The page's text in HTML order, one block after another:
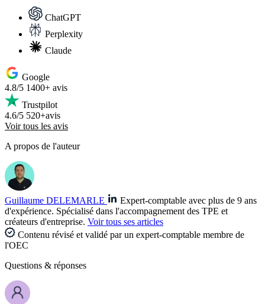
ChatGPT
Perplexity
Claude
Google
4.8/5 1400+ avis
Trustpilot
4.6/5 520+avis
Voir tous les avis
A propos de l'auteur
Guillaume DELEMARLE
Expert-comptable avec plus de 9 ans
d'expérience. Spécialisé dans l'accompagnement des TPE et
créateurs d'entreprise. Voir tous ses articles
Contenu révisé et validé par un expert-comptable membre de
l'OEC
Questions & réponses